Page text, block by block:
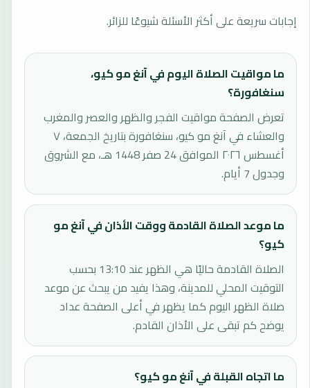
إجابات سريعة على أكثر الأسئلة شيوعًا للزائر.
ما مواقيت الصلاة اليوم في آنغ مو كيو،
سنغافورة؟
تعرض الصفحة مواقيت الفجر والظهر والعصر والمغرب
والعشاء في آنغ مو كيو، سنغافورة بتاريخ الجمعة، ٧
أغسطس ٢٠٢٦ الموافق 24 صفر 1448 هـ، مع الشروق
وجدول 7 أيام.
ما موعد الصلاة القادمة ووقت الأذان في آنغ مو
كيو؟
الصلاة القادمة حاليًا هي الظهر عند 13:10 بحسب
التوقيت المحلي للمدينة، وهذا يفيد من يبحث عن موعد
صلاة الظهر اليوم كما يظهر في أعلى الصفحة عداد
يوضح كم تبقى على الأذان القادم.
ما اتجاه القبلة في آنغ مو كيو؟